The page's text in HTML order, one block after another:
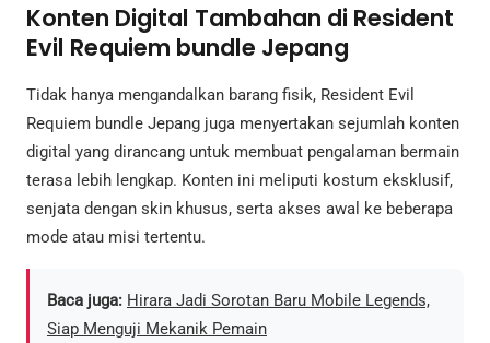
Konten Digital Tambahan di Resident
Evil Requiem bundle Jepang
Tidak hanya mengandalkan barang fisik, Resident Evil
Requiem bundle Jepang juga menyertakan sejumlah konten
digital yang dirancang untuk membuat pengalaman bermain
terasa lebih lengkap. Konten ini meliputi kostum eksklusif,
senjata dengan skin khusus, serta akses awal ke beberapa
mode atau misi tertentu.
Baca juga: Hirara Jadi Sorotan Baru Mobile Legends,
Siap Menguji Mekanik Pemain